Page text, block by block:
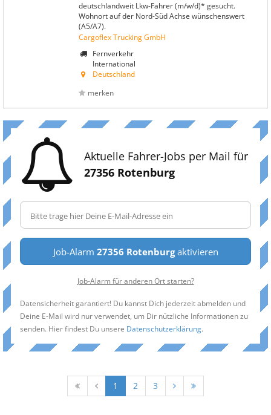
deutschlandweit Lkw-Fahrer (m/w/d)* gesucht.
Wohnort auf der Nord-Süd Achse wünschenswert
(A5/A7).
Cargoflex Trucking GmbH
Fernverkehr
International
Deutschland
merken
Aktuelle Fahrer-Jobs per Mail für
27356 Rotenburg
Job-Alarm 27356 Rotenburgaktivieren
Job-Alarm für anderen Ort starten?
Datensicherheit garantiert! Du kannst Dich jederzeit abmelden und
Deine E-Mail wird nur verwendet, um Dir nützliche Informationen zu
senden. Hier findest Du unsere Datenschutzerklärung.
1 2 3